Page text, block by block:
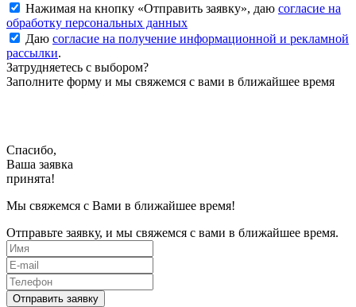
Нажимая на кнопку «Отправить заявку», даю согласие на
обработку персональных данных
Даю согласие на получение информационной и рекламной
рассылки.
Затрудняетесь с выбором?
Заполните форму и мы свяжемся с вами в ближайшее время
Спасибо,
Ваша заявка
принята!
Мы свяжемся с Вами в ближайшее время!
Отправьте заявку, и мы свяжемся с вами в ближайшее время.